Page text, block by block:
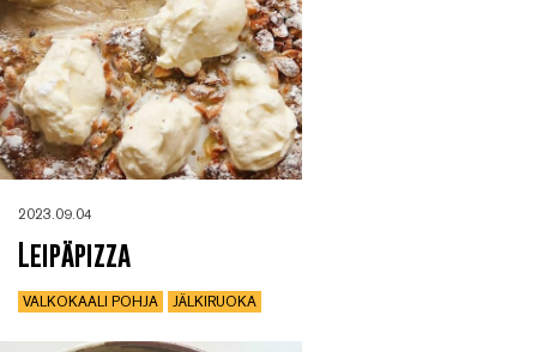
2023.09.04
Leipäpizza
VALKOKAALI POHJA JÄLKIRUOKA